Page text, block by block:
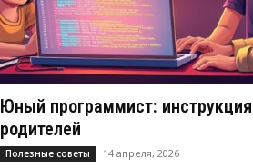
Юный программист:
родителей
Полезные советы 14 апреля, 2026